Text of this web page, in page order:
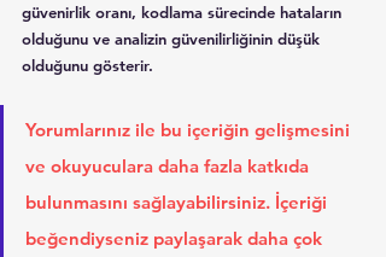
güvenirlik oranı, kodlama sürecinde hataların
olduğunu ve analizin güvenilirliğinin düşük
olduğunu gösterir.
Yorumlarınız ile bu içeriğin gelişmesini
ve okuyuculara daha fazla katkıda
bulunmasını sağlayabilirsiniz. İçeriği
beğendiyseniz paylaşarak daha çok